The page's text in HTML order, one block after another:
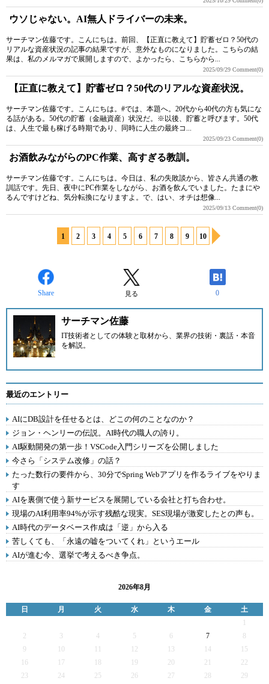
ウソじゃない。AI無人ドライバーの未来。
サーチマン佐藤です。こんにちは。前回、【正直に教えて】貯蓄ゼロ？50代の
リアルな資産状況の記事の結果ですが、意外なものになりました。こちらの結
果は、私のメルマガで展開しますので、よかったら、こちらから...
2025/09/29 Comment(0)
【正直に教えて】貯蓄ゼロ？50代のリアルな資産状況。
サーチマン佐藤です。こんにちは。#では、本題へ。20代から40代の方も気にな
る話がある。50代の貯蓄（金融資産）状況だ。※以後、貯蓄と呼びます。50代
は、人生で最も稼げる時期であり、同時に人生の最終コ...
2025/09/23 Comment(0)
お酒飲みながらのPC作業、高すぎる教訓。
サーチマン佐藤です。こんにちは。今日は、私の失敗談から、皆さん共通の教
訓話です。先日、夜中にPC作業をしながら、お酒を飲んでいました。たまにや
るんですけどね、気分転換になりますよ。で、はい、オチは想像...
2025/09/13 Comment(0)
1 2 3 4 5 6 7 8 9 10
Share 見る 0
サーチマン佐藤
IT技術者としての体験と取材から、業界の技術・裏話・本音
を解説。
最近のエントリー
AIにDB設計を任せるとは、どこの何のことなのか？
ジョン・ヘンリーの伝説。AI時代の職人の誇り。
AI駆動開発の第一歩！VSCode入門シリーズを公開しました
今さら「システム改修」の話？
たった数行の要件から、30分でSpring Webアプリを作るライブをやりま
す
AIを裏側で使う新サービスを展開している会社と打ち合わせ。
現場のAI利用率94%が示す残酷な現実。SES現場が激変したとの声も。
AI時代のデータベース作成は「逆」から入る
苦しくても、「永遠の嘘をついてくれ」というエール
AIが進む今、選挙で考えるべき争点。
2026年8月
日 月 火 水 木 金
土
2
3 4 5 6 7
9
12 13 14
15
16
17 19 20 21
22
23
24 25 26 27 28
29